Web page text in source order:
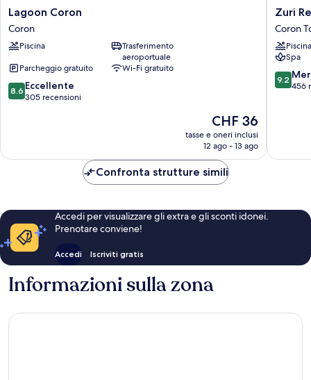
Lagoon
Coron
Coron
Lagoon Coron
Coron
Piscina
Trasferimento
aeroportuale
Parcheggio gratuito
Wi-Fi gratuito
8.6
su
8.6 Eccellente
305 recensioni
Il
prezzo
attuale
CHF 36
CHF 36
tasse e oneri inclusi
12 ago - 13 ago
Zuri
Resort
Coron
Town
Proper
Zuri
Coron
Piscina
Spa
9.2
su
9.2
456
Confronta strutture simili
Accedi per visualizzare gli extra e gli sconti idonei.
Prenotare conviene!
Accedi Iscriviti gratis
Informazioni sulla zona